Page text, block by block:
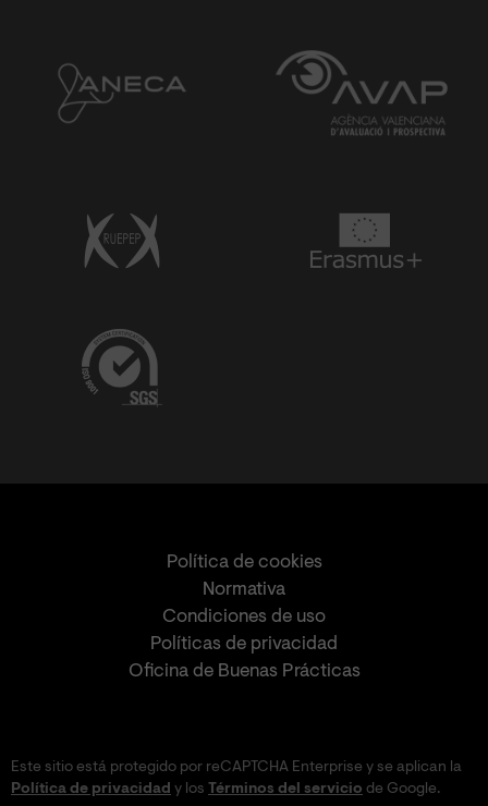
Política de cookies
Normativa
Condiciones de uso
Políticas de privacidad
Oficina de Buenas Prácticas
Este sitio está protegido por reCAPTCHA Enterprise y se aplican la
Política de privacidad y los Términos del servicio de Google.